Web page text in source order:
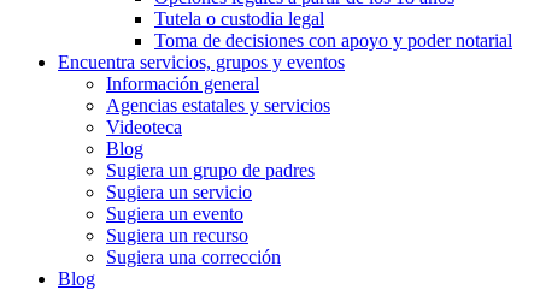
Tutela o custodia legal
Toma de decisiones con apoyo y poder notarial
Encuentra servicios, grupos y eventos
Información general
Agencias estatales y servicios
Videoteca
Blog
Sugiera un grupo de padres
Sugiera un servicio
Sugiera un evento
Sugiera un recurso
Sugiera una corrección
Blog